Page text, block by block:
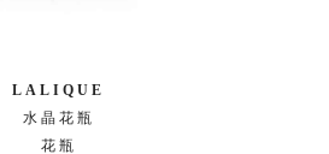
LALIQUE
水晶花瓶
花瓶